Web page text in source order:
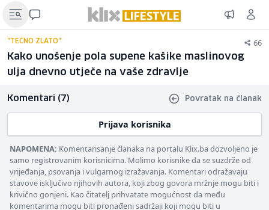
"TEČNO ZLATO" 66
Kako unošenje pola supene kašike maslinovog
ulja dnevno utječe na vaše zdravlje
Komentari (7) Povratak na članak
Prijava korisnika
NAPOMENA: Komentarisanje članaka na portalu Klix.ba dozvoljeno je
samo registrovanim korisnicima. Molimo korisnike da se suzdrže od
vrijeđanja, psovanja i vulgarnog izražavanja. Komentari odražavaju
stavove isključivo njihovih autora, koji zbog govora mržnje mogu biti i
krivično gonjeni. Kao čitatelj prihvatate mogućnost da među
komentarima mogu biti pronađeni sadržaji koji mogu biti u